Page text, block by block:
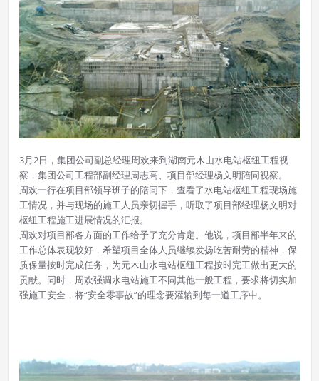
3月2日，集团公司副总经理周欢来到湖南元木山水电站枢纽工程视
察，集团公司工程部副经理周志高、项目部经理杨文明陪同视察。
周欢一行在项目部领导班子的陪同下，查看了水电站枢纽工程现场施
工情况，并与现场的施工人员亲切握手，听取了项目部经理杨文明对
枢纽工程施工进展情况的汇报。
周欢对项目部各方面的工作给予了充分肯定。他说，项目部半年来的
工作总体表现较好，希望项目全体人员继续发扬吃苦耐劳的精神，保
质保量按时完成任务，为元木山水电站枢纽工程按时完工做出更大的
贡献。同时，周欢强调水电站施工不同其他一般工程，要求将切实加
强施工安全，将“安全零事故”的理念要灌输到每一道工序中。